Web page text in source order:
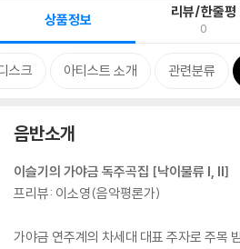
상품정보 리뷰/한줄평
0
스크 아티스트 소개 관련분류
음반소개
이슬기의 가야금 독주곡집 [낙이불류 I, II]
프리뷰: 이소영(음악평론가)
가야금 연주계의 차세대 대표 주자로 주목